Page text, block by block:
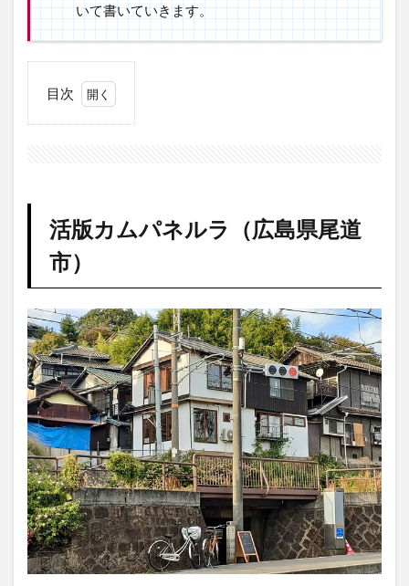
いて書いていきます。
目次
島県
尾道
市）
1.1
予約
とコ
ース
内容
1.1.1
Aコー
ス
1.1.2
Bコース
1.2
活版
印刷
体験
活版カムパネルラ（広島県尾道
市）